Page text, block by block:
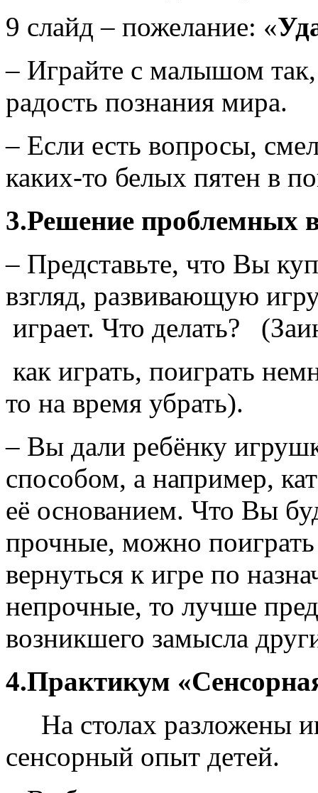
9 слайд – пожелание: «
– Играйте с малышом
радость познания мира.
– Если есть вопросы,
каких-то белых пятен в
3.Решение проблемных
– Представьте, что Вы
взгляд, развивающую
играет. Что делать?
как играть, поиграть
то на время убрать).
– Вы дали ребёнку
способом, а например,
её основанием. Что Вы
прочные, можно
вернуться к игре по
непрочные, то лучше
возникшего замысла
4.Практикум
На столах разложены
сенсорный опыт детей.